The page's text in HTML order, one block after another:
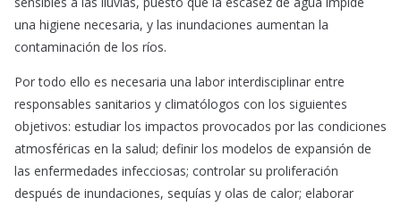
una higiene necesaria, y las inundaciones aumentan la
contaminación de los ríos.
Por todo ello es necesaria una labor interdisciplinar entre
responsables sanitarios y climatólogos con los siguientes
objetivos: estudiar los impactos provocados por las condiciones
atmosféricas en la salud; definir los modelos de expansión de
las enfermedades infecciosas; controlar su proliferación
después de inundaciones, sequías y olas de calor; elaborar